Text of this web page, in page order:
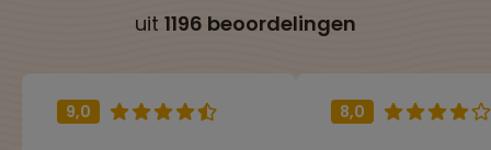
uit 1196 beoordelingen
9,0 8,0